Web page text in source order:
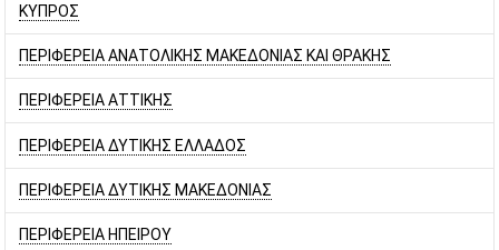
ΚΥΠΡΟΣ
ΠΕΡΙΦΕΡΕΙΑ ΑΝΑΤΟΛΙΚΗΣ ΜΑΚΕΔΟΝΙΑΣ ΚΑΙ ΘΡΑΚΗΣ
ΠΕΡΙΦΕΡΕΙΑ ΑΤΤΙΚΗΣ
ΠΕΡΙΦΕΡΕΙΑ ΔΥΤΙΚΗΣ ΕΛΛΑΔΟΣ
ΠΕΡΙΦΕΡΕΙΑ ΔΥΤΙΚΗΣ ΜΑΚΕΔΟΝΙΑΣ
ΠΕΡΙΦΕΡΕΙΑ ΗΠΕΙΡΟΥ